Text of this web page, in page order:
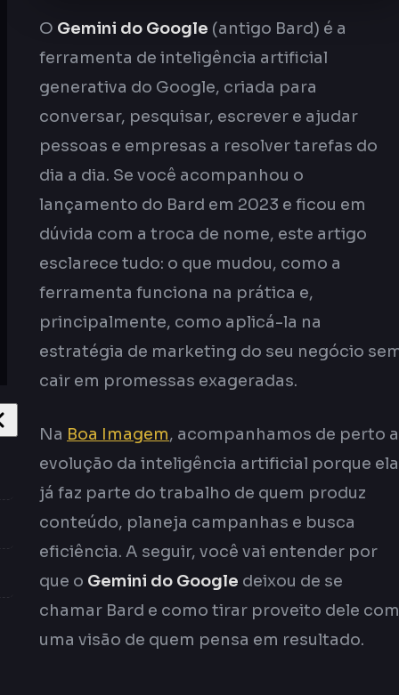
O Gemini do Google (antigo Bard) é a
ferramenta de inteligência artificial
generativa do Google, criada para
conversar, pesquisar, escrever e ajudar
pessoas e empresas a resolver tarefas do
dia a dia. Se você acompanhou o
lançamento do Bard em 2023 e ficou em
dúvida com a troca de nome, este artigo
esclarece tudo: o que mudou, como a
ferramenta funciona na prática e,
principalmente, como aplicá-la na
estratégia de marketing do seu negócio
cair em promessas exageradas.
Na Boa Imagem, acompanhamos de perto a
evolução da inteligência artificial porque ela
já faz parte do trabalho de quem produz
conteúdo, planeja campanhas e busca
eficiência. A seguir, você vai entender por
que o Gemini do Google deixou de se
chamar Bard e como tirar proveito dele com
uma visão de quem pensa em resultado.